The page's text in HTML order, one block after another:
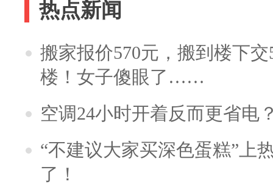
热点新闻
搬家报价570元，搬到楼下
楼！女子傻眼了……
空调24小时开着反而更省电
“不建议大家买深色蛋糕”上
了！